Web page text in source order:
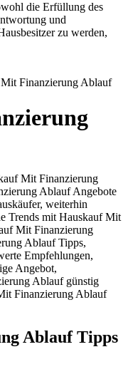
die Erfüllung des
und
zu werden,
Finanzierung Ablauf
Mit Finanzierung
Ablauf Angebote
weiterhin
Trends mit Hauskauf Mit
Mit Finanzierung
Ablauf Tipps,
Empfehlungen,
Angebot,
Ablauf günstig
Finanzierung Ablauf
Ablauf Tipps